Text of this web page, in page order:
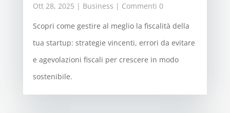
Ott 28, 2025 | Business | Commenti 0
Scopri come gestire al meglio la fiscalità della
tua startup: strategie vincenti, errori da evitare
e agevolazioni fiscali per crescere in modo
sostenibile.